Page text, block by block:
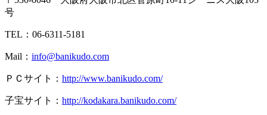
号
TEL：06-6311-5181
Mail： info@banikudo.com
ＰＣサイト： http://www.banikudo.com/
子宝サイト： http://kodakara.banikudo.com/